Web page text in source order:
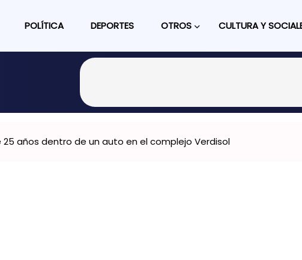
POLÍTICA DEPORTES OTROS CULTURA Y
25 años dentro de un auto en el complejo Verdisol